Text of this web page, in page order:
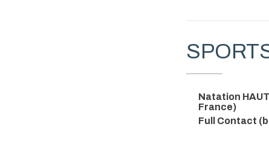
Natation
France)
Full Contact